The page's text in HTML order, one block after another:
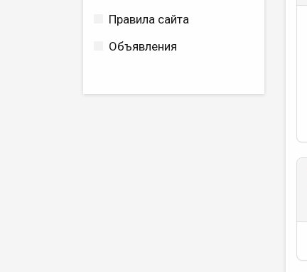
Правила сайта
Объявления